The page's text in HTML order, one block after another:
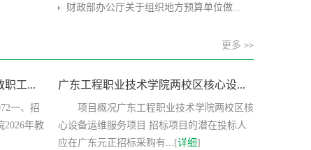
财政部办公厅关于组织地方预算单位做...
更多 >>
职工...
一、招
2026年教
广东工程职业技术学院两校区核心设...
项目概况广东工程职业技术学院两校区核
心设备运维服务项目 招标项目的潜在投标人
应在广东元正招标采购有...[详细]